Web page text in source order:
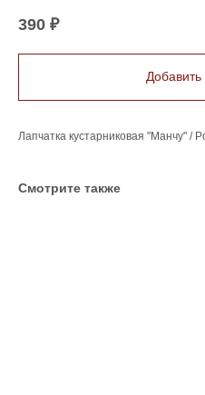
390 ₽
Добавить
Лапчатка кустарниковая "Манчу" /
Смотрите также